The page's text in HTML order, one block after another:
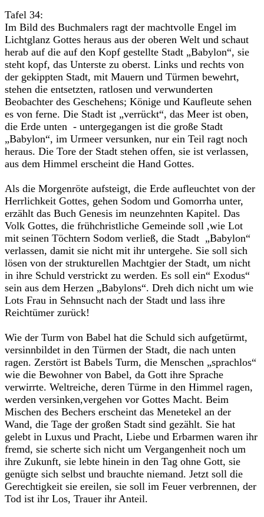
Tafel 34:
Im Bild des Buchmalers ragt der machtvolle Engel im
Lichtglanz Gottes heraus aus der oberen Welt und schaut
herab auf die auf den Kopf gestellte Stadt „Babylon“, sie
steht kopf, das Unterste zu oberst. Links und rechts von
der gekippten Stadt, mit Mauern und Türmen bewehrt,
stehen die entsetzten, ratlosen und verwunderten
Beobachter des Geschehens; Könige und Kaufleute sehen
es von ferne. Die Stadt ist „verrückt“, das Meer ist oben,
die Erde unten - untergegangen ist die große Stadt
„Babylon“, im Urmeer versunken, nur ein Teil ragt noch
heraus. Die Tore der Stadt stehen offen, sie ist verlassen,
aus dem Himmel erscheint die Hand Gottes.
Als die Morgenröte aufsteigt, die Erde aufleuchtet von der
Herrlichkeit Gottes, gehen Sodom und Gomorrha unter,
erzählt das Buch Genesis im neunzehnten Kapitel. Das
Volk Gottes, die frühchristliche Gemeinde soll ,wie Lot
mit seinen Töchtern Sodom verließ, die Stadt „Babylon“
verlassen, damit sie nicht mit ihr untergehe. Sie soll sich
lösen von der strukturellen Machtgier der Stadt, um nicht
in ihre Schuld verstrickt zu werden. Es soll ein“ Exodus“
sein aus dem Herzen „Babylons“. Dreh dich nicht um wie
Lots Frau in Sehnsucht nach der Stadt und lass ihre
Reichtümer zurück!
Wie der Turm von Babel hat die Schuld sich aufgetürmt,
versinnbildet in den Türmen der Stadt, die nach unten
ragen. Zerstört ist Babels Turm, die Menschen „sprachlos“
wie die Bewohner von Babel, da Gott ihre Sprache
verwirrte. Weltreiche, deren Türme in den Himmel ragen,
werden versinken,vergehen vor Gottes Macht. Beim
Mischen des Bechers erscheint das Menetekel an der
Wand, die Tage der großen Stadt sind gezählt. Sie hat
gelebt in Luxus und Pracht, Liebe und Erbarmen waren ihr
fremd, sie scherte sich nicht um Vergangenheit noch um
ihre Zukunft, sie lebte hinein in den Tag ohne Gott, sie
genügte sich selbst und brauchte niemand. Jetzt soll die
Gerechtigkeit sie ereilen, sie soll im Feuer verbrennen, der
Tod ist ihr Los, Trauer ihr Anteil.